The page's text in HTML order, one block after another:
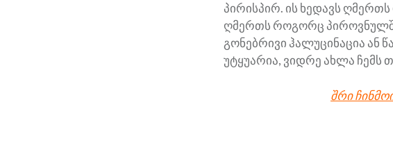
პირისპირ. ის ხედავს
ღმერთს როგორც
გონებრივი ჰალუცინაცია ან
უტყუარია, ვიდრე ახლა ჩემს
შრი